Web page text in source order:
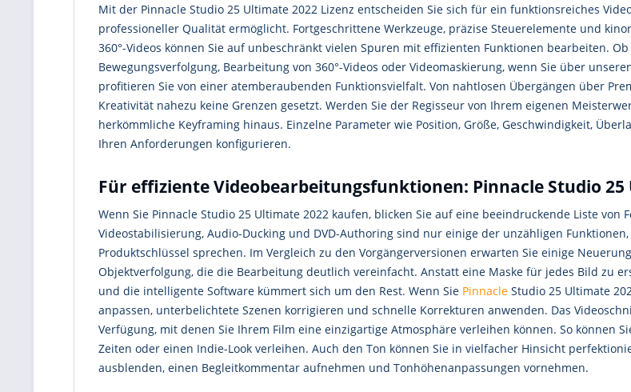
Mit der Pinnacle Studio 25 Ultimate 2022 Lizenz entscheiden Sie sich für ein funktionsreiches
professioneller Qualität ermöglicht. Fortgeschrittene Werkzeuge, präzise Steuerelemente und
360°-Videos können Sie auf unbeschränkt vielen Spuren mit effizienten Funktionen bearbeiten.
Bewegungsverfolgung, Bearbeitung von 360°-Videos oder Videomaskierung, wenn Sie über
profitieren Sie von einer atemberaubenden Funktionsvielfalt. Von nahtlosen Übergängen über
Kreativität nahezu keine Grenzen gesetzt. Werden Sie der Regisseur von Ihrem eigenen
herkömmliche Keyframing hinaus. Einzelne Parameter wie Position, Größe, Geschwindigkeit,
Ihren Anforderungen konfigurieren.
Für effiziente Videobearbeitungsfunktionen: Pinnacle Studio
Wenn Sie Pinnacle Studio 25 Ultimate 2022 kaufen, blicken Sie auf eine beeindruckende Liste
Videostabilisierung, Audio-Ducking und DVD-Authoring sind nur einige der unzähligen
Produktschlüssel sprechen. Im Vergleich zu den Vorgängerversionen erwarten Sie einige
Objektverfolgung, die die Bearbeitung deutlich vereinfacht. Anstatt eine Maske für jedes Bild zu
und die intelligente Software kümmert sich um den Rest. Wenn Sie Pinnacle Studio 25 Ultimate
anpassen, unterbelichtete Szenen korrigieren und schnelle Korrekturen anwenden. Das
Verfügung, mit denen Sie Ihrem Film eine einzigartige Atmosphäre verleihen können. So können
Zeiten oder einen Indie-Look verleihen. Auch den Ton können Sie in vielfacher Hinsicht
ausblenden, einen Begleitkommentar aufnehmen und Tonhöhenanpassungen vornehmen.